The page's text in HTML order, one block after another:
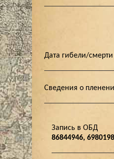
Дата гибели/смерти
Сведения о
Запись в ОБД
86844946,